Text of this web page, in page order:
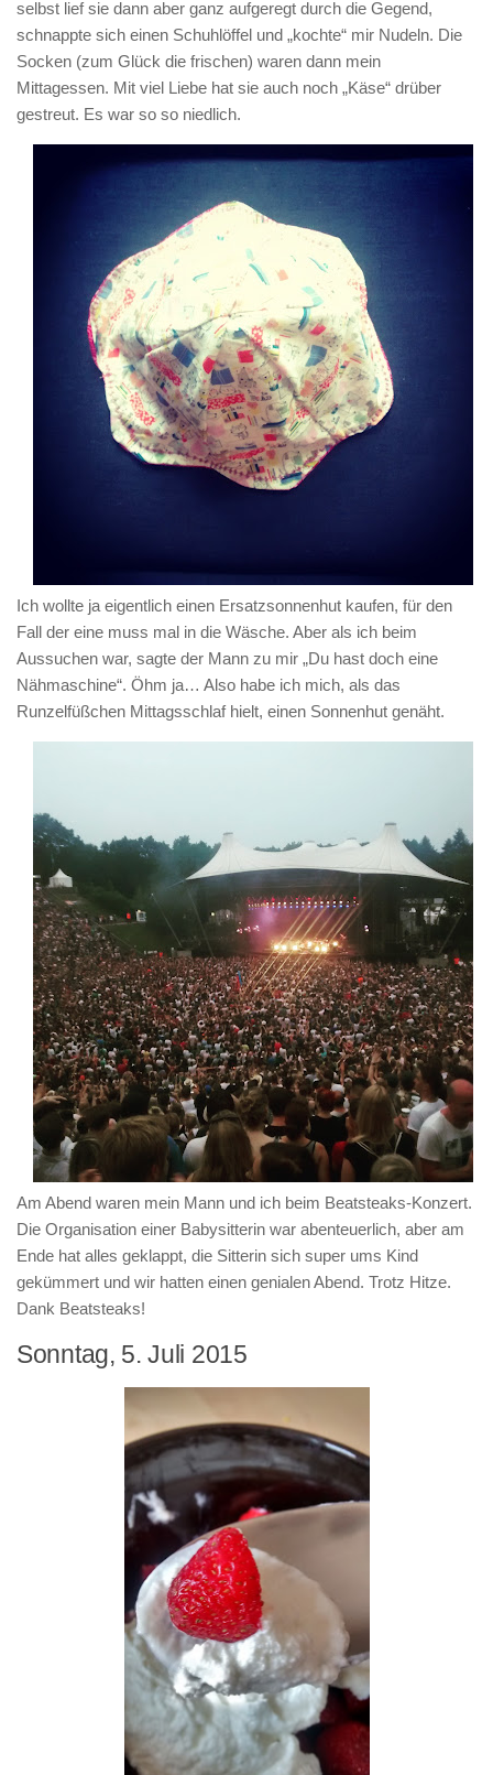
selbst lief sie dann aber ganz aufgeregt durch die Gegend,
schnappte sich einen Schuhlöffel und „kochte“ mir Nudeln. Die
Socken (zum Glück die frischen) waren dann mein
Mittagessen. Mit viel Liebe hat sie auch noch „Käse“ drüber
gestreut. Es war so so niedlich.
Ich wollte ja eigentlich einen Ersatzsonnenhut kaufen, für den
Fall der eine muss mal in die Wäsche. Aber als ich beim
Aussuchen war, sagte der Mann zu mir „Du hast doch eine
Nähmaschine“. Öhm ja… Also habe ich mich, als das
Runzelfüßchen Mittagsschlaf hielt, einen Sonnenhut genäht.
Am Abend waren mein Mann und ich beim Beatsteaks-Konzert.
Die Organisation einer Babysitterin war abenteuerlich, aber am
Ende hat alles geklappt, die Sitterin sich super ums Kind
gekümmert und wir hatten einen genialen Abend. Trotz Hitze.
Dank Beatsteaks!
Sonntag, 5. Juli 2015